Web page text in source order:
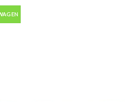
marker alcohol met 2 tips aantal